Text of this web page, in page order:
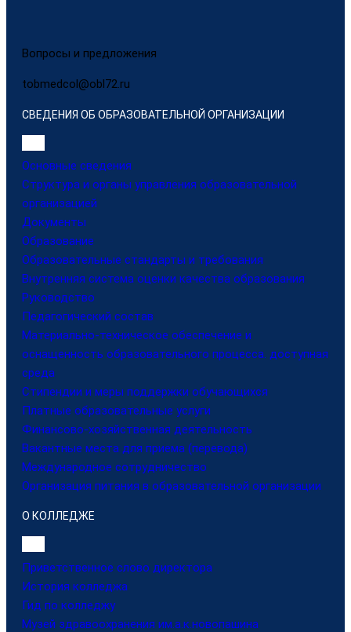
Вопросы и предложения
tobmedcol@obl72.ru
СВЕДЕНИЯ ОБ ОБРАЗОВАТЕЛЬНОЙ ОРГАНИЗАЦИИ
Основные сведения
Структура и органы управления образовательной
организацией
Документы
Образование
Образовательные стандарты и требования
Внутренняя система оценки качества образования
Руководство
Педагогический состав
Материально-техническое обеспечение и
оснащенность образовательного процесса. доступная
среда
Стипендии и меры поддержки обучающихся
Платные образовательные услуги
Финансово-хозяйственная деятельность
Вакантные места для приема (перевода)
Международное сотрудничество
Организация питания в образовательной организации
О КОЛЛЕДЖЕ
Приветственное слово директора
История колледжа
Гид по колледжу
Музей здравоохранения им.а.к.новопашина